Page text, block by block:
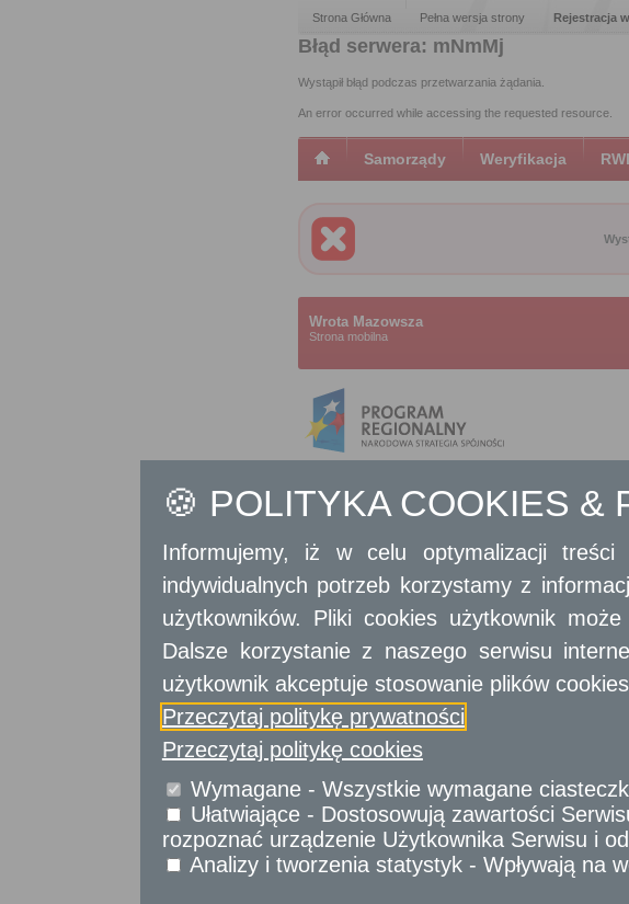
Strona Główna Pełna wersja strony Rejestracja
Błąd serwera: mNmMj
Wystąpił błąd podczas przetwarzania żądania.
An error occurred while accessing the requested resource.
Samorządy Weryfikacja
Wrota Mazowsza
Strona mobilna
Projekt współfinansowany przez Unię Europejską
🍪 POLITYKA COOKIES &
Informujemy, iż w celu optymalizacji
indywidualnych potrzeb korzystamy z
użytkowników. Pliki cookies użytkownik
Dalsze korzystanie z naszego serwisu
użytkownik akceptuje stosowanie plików
Przeczytaj politykę prywatności
Przeczytaj politykę cookies
Wymagane - Wszystkie wymagane
Ułatwiające - Dostosowują zawartości
rozpoznać urządzenie Użytkownika Serwisu i
Analizy i tworzenia statystyk - Wpływają na